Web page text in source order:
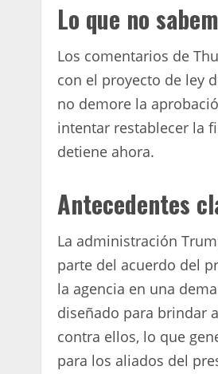
Lo que no
Los comentarios de
con el proyecto de ley
no demore la
intentar restablecer la
detiene ahora.
Antecedentes
La administración
parte del acuerdo del
la agencia en una
diseñado para brindar
contra ellos, lo que
para los aliados del